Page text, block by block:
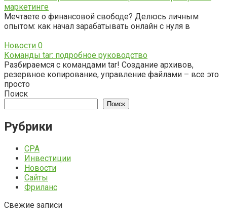
маркетинге
Мечтаете о финансовой свободе? Делюсь личным
опытом: как начал зарабатывать онлайн с нуля в
Новости 0
Команды tar: подробное руководство
Разбираемся с командами tar! Создание архивов,
резервное копирование, управление файлами – все это
просто
Поиск
Поиск
Рубрики
CPA
Инвестиции
Новости
Сайты
Фриланс
Свежие записи